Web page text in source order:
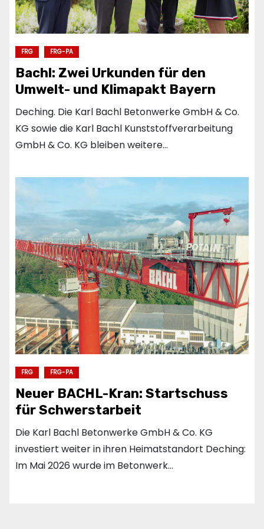
FRG FRG-PA
Bachl: Zwei Urkunden für den
Umwelt- und Klimapakt Bayern
Deching. Die Karl Bachl Betonwerke GmbH & Co.
KG sowie die Karl Bachl Kunststoffverarbeitung
GmbH & Co. KG bleiben weitere…
FRG FRG-PA
Neuer BACHL-Kran: Startschuss
für Schwerstarbeit
Die Karl Bachl Betonwerke GmbH & Co. KG
investiert weiter in ihren Heimatstandort Deching:
Im Mai 2026 wurde im Betonwerk…